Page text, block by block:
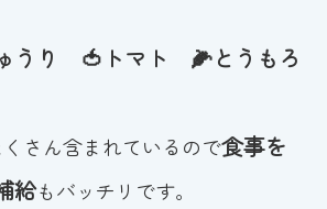
うり 🍅トマト 🌽とうもろ
さん含まれているので食事を
給もバッチリです。